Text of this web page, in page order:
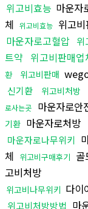
위고비효능 마운자
체 위고비효능 위고
마운자로고혈압 위
트약 위고비판매업
환
위고비판매
신기환 위고비처방
로사는곳
마운자로안
기환 마운자로처방
마운자로나무위키
체 위고비구매후기
고비처방
위고비나무위키 다이
위고비처방방법 마